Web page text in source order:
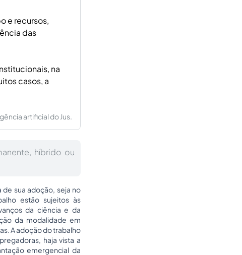
e recursos,
das
na
casos, a
artificial do Jus.
híbrido ou
sua adoção, seja no
estão sujeitos às
da ciência e da
da modalidade em
A adoção do trabalho
haja vista a
emergencial da